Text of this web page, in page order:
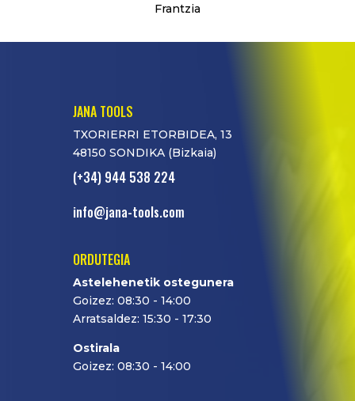
Frantzia
JANA TOOLS
TXORIERRI ETORBIDEA, 13
48150 SONDIKA (Bizkaia)
(+34) 944 538 224
info@jana-tools.com
ORDUTEGIA
Astelehenetik ostegunera
Goizez: 08:30 - 14:00
Arratsaldez: 15:30 - 17:30
Ostirala
Goizez: 08:30 - 14:00